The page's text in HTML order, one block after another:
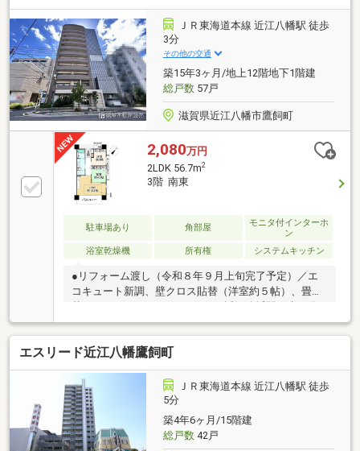
ＪＲ東海道本線 近江八幡駅 徒歩
3分
その他の交通
築15年3ヶ月/地上12階地下1階建
総戸数57戸
滋賀県近江八幡市鷹飼町
2,080万円
2LDK 56.7m2
3階 南東
駐車場あり 角部屋
モニタ付インターホ
ン
浴室乾燥機
所有権 システムキッチン
●リフォーム渡し（令和８年９月上旬完了予定）／エ
コキュート新調、壁クロス貼替（洋室約５帖）、畳表
南東・北東の角住戸●オール電化●バリアフリー設計
（車イスでの移動や入室に配慮された仕様の住戸）●
全居室・洗面・浴室・トイレ引き戸●ペット飼育可（※
規約による制限あり）●サービスバルコニーあり■司法
書士の指定有■設備延長１０年保証有（エコキュート
給湯器）■駐車可能な車両は車種による■駐車場の空き
状況は随時確認が必要です■サービスバルコニー面積
約２．８５平米■アルコープ面積約３．１５平米■ＬＤ
床暖房付き
エスリード近江八幡鷹飼町
ＪＲ東海道本線 近江八幡駅 徒歩
5分
築4年6ヶ月/15階建
総戸数42戸